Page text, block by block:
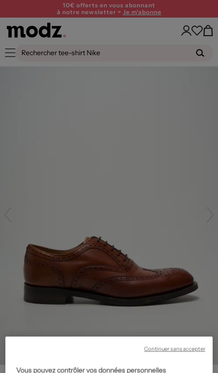
10€ offerts en vous abonnant
à notre newsletter > Je m'abonne
Vous pouvez contrôler vos données personnelles
Continuer sans accepter